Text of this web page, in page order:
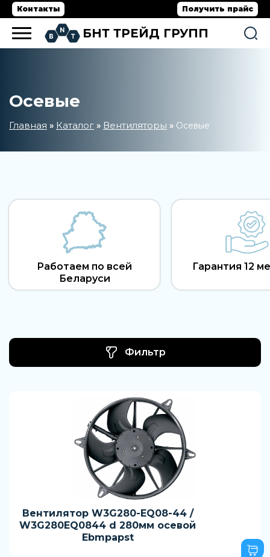
Контакты Получить прайс
БНТ ТРЕЙД ГРУПП
Осевые
Главная » Каталог » Вентиляторы » Осевые
Работаем по всей
Беларуси
Гарантия 12
Фильтр
Вентилятор W3G280-EQ08-44 /
W3G280EQ0844 d 280мм осевой
Ebmpapst